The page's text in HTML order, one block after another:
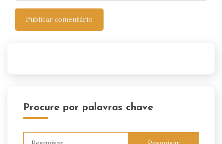
Procure por palavras chave